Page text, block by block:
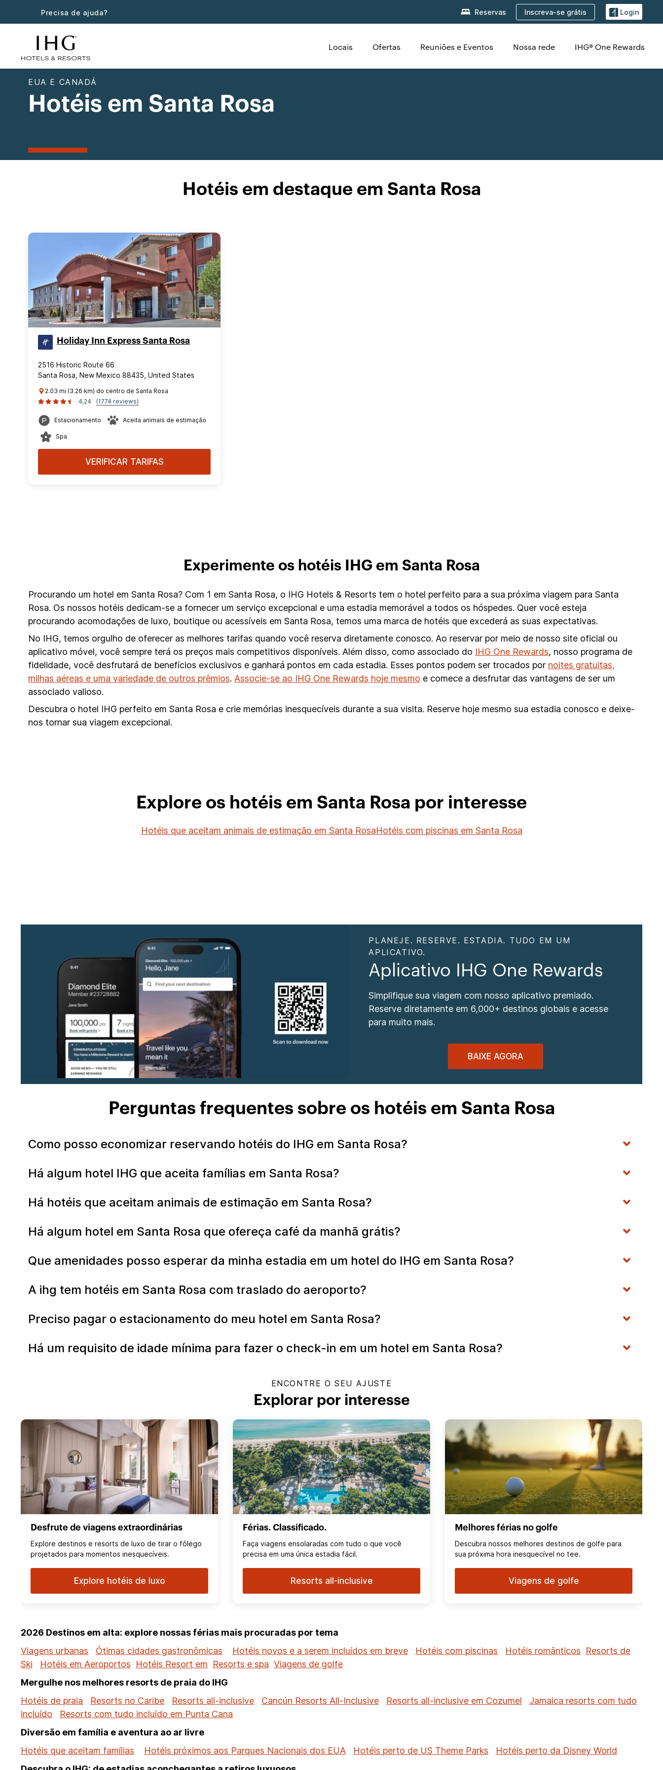
Precisa de ajuda? Reservas Inscreva-se grátis Login
Locais Ofertas Reuniões e Eventos Nossa rede IHG® One Rewards
EUA E CANADÁ
Hotéis em Santa Rosa
Hotéis em destaque em Santa Rosa
Holiday Inn Express Santa Rosa
2516 Historic Route 66
Santa Rosa, New Mexico 88435, United States
2.03 mi (3.26 km) do centro de Santa Rosa
4,24
(1774 reviews)
Estacionamento Aceita animais de estimação
Spa
VERIFICAR TARIFAS
Experimente os hotéis IHG em Santa Rosa
Procurando um hotel em Santa Rosa? Com 1 em Santa Rosa, o IHG Hotels & Resorts tem o hotel perfeito para a sua próxima viagem para Santa
Rosa. Os nossos hotéis dedicam-se a fornecer um serviço excepcional e uma estadia memorável a todos os hóspedes. Quer você esteja
procurando acomodações de luxo, boutique ou acessíveis em Santa Rosa, temos uma marca de hotéis que excederá as suas expectativas.
No IHG, temos orgulho de oferecer as melhores tarifas quando você reserva diretamente conosco. Ao reservar por meio de nosso site oficial ou
aplicativo móvel, você sempre terá os preços mais competitivos disponíveis. Além disso, como associado do IHG One Rewards, nosso programa de
fidelidade, você desfrutará de benefícios exclusivos e ganhará pontos em cada estadia. Esses pontos podem ser trocados por noites gratuitas,
milhas aéreas e uma variedade de outros prêmios. Associe-se ao IHG One Rewards hoje mesmo e comece a desfrutar das vantagens de ser um
associado valioso.
Descubra o hotel IHG perfeito em Santa Rosa e crie memórias inesquecíveis durante a sua visita. Reserve hoje mesmo sua estadia conosco e deixe-
nos tornar sua viagem excepcional.
Explore os hotéis em Santa Rosa por interesse
Hotéis que aceitam animais de estimação em Santa RosaHotéis com piscinas em Santa Rosa
PLANEJE. RESERVE. ESTADIA. TUDO EM UM
APLICATIVO.
Aplicativo IHG One Rewards
Simplifique sua viagem com nosso aplicativo premiado.
Reserve diretamente em 6,000+ destinos globais e acesse
para muito mais.
BAIXE AGORA
Perguntas frequentes sobre os hotéis em Santa Rosa
Como posso economizar reservando hotéis do IHG em Santa Rosa?
Há algum hotel IHG que aceita famílias em Santa Rosa?
Há hotéis que aceitam animais de estimação em Santa Rosa?
Há algum hotel em Santa Rosa que ofereça café da manhã grátis?
Que amenidades posso esperar da minha estadia em um hotel do IHG em Santa Rosa?
A ihg tem hotéis em Santa Rosa com traslado do aeroporto?
Preciso pagar o estacionamento do meu hotel em Santa Rosa?
Há um requisito de idade mínima para fazer o check-in em um hotel em Santa Rosa?
ENCONTRE O SEU AJUSTE
Explorar por interesse
Desfrute de viagens extraordinárias
Explore destinos e resorts de luxo de tirar o fôlego
projetados para momentos inesquecíveis.
Explore hotéis de luxo
Férias. Classificado.
Faça viagens ensolaradas com tudo o que você
precisa em uma única estadia fácil.
Resorts all-inclusive
Melhores férias no golfe
Descubra nossos melhores destinos de golfe para
sua próxima hora inesquecível no tee.
Viagens de golfe
2026 Destinos em alta: explore nossas férias mais procuradas por tema
Viagens urbanas
Ótimas cidades gastronômicas Hotéis novos e a serem incluídos em breve Hotéis com piscinas Hotéis românticos
Resorts de
Ski
Hotéis em Aeroportos Hotéis Resort em Resorts e spa Viagens de golfe
Mergulhe nos melhores resorts de praia do IHG
Hotéis de praia
Resorts no Caribe Resorts all-inclusive Cancún Resorts All-Inclusive Resorts all-inclusive em Cozumel
Jamaica resorts com tudo
incluído
Resorts com tudo incluído em Punta Cana
Diversão em família e aventura ao ar livre
Hotéis que aceitam famílias
Hotéis próximos aos Parques Nacionais dos EUA Hotéis perto de US Theme Parks
Hotéis perto da Disney World